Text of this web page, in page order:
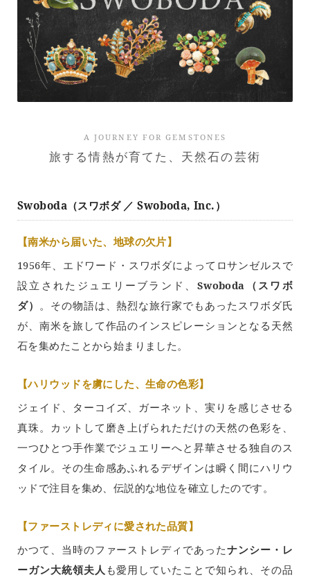
A JOURNEY FOR GEMSTONES
旅する情熱が育てた、天然石の芸術
Swoboda（スワボダ ／ Swoboda, Inc.）
【南米から届いた、地球の欠片】
1956年、エドワード・スワボダによってロサンゼルスで
設立されたジュエリーブランド、 Swoboda（スワボ
ダ） 。その物語は、熱烈な旅行家でもあったスワボダ氏
が、南米を旅して作品のインスピレーションとなる天然
石を集めたことから始まりました。
【ハリウッドを虜にした、生命の色彩】
ジェイド、ターコイズ、ガーネット、実りを感じさせる
真珠。カットして磨き上げられただけの天然の色彩を、
一つひとつ手作業でジュエリーへと昇華させる独自のス
タイル。その生命感あふれるデザインは瞬く間にハリウ
ッドで注目を集め、伝説的な地位を確立したのです。
【ファーストレディに愛された品質】
かつて、当時のファーストレディであったナンシー・レ
ーガン大統領夫人 も愛用していたことで知られ、その品